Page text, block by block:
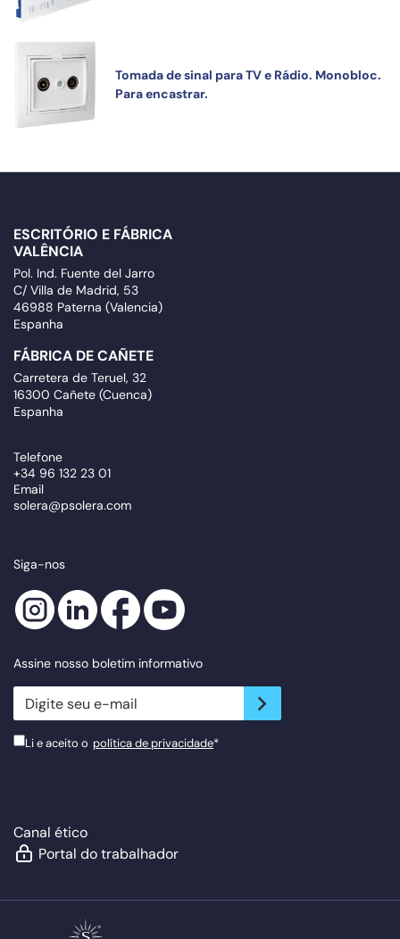
Tomada de sinal para TV e Rádio. Monobloc.
Para encastrar.
ESCRITÓRIO E FÁBRICA
VALÊNCIA
Pol. Ind. Fuente del Jarro
C/ Villa de Madrid, 53
46988 Paterna (Valencia)
Espanha
FÁBRICA DE CAÑETE
Carretera de Teruel, 32
16300 Cañete (Cuenca)
Espanha
Telefone
+34 96 132 23 01
Email
solera@psolera.com
Siga-nos
Assine nosso boletim informativo
newsletter.suscribe
Li e aceito o política de privacidade*
Canal ético
Portal do trabalhador